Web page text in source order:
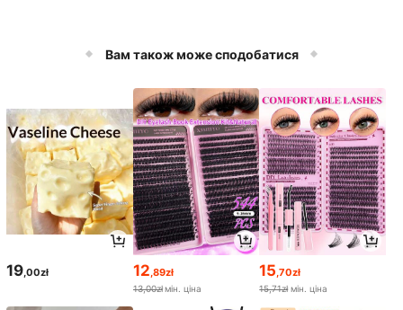
Вам також може сподобатися
19 ,00zł 12 ,89zł
13,00złмін. ціна
15 ,70zł
15,71zł мін. ціна